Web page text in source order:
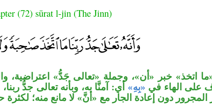
(72) sūrat l-jin (The Jinn)
اتخذ» خبر «أن»، وجملة «تعالى جَدُّ» اعتراضية،
على الهاء في «بِهِ» أي: آمنَّا به، وبأنه تعالى جدُّ
المجرور دون إعادة الجار مع «أنَّ» لا مانع منه؛